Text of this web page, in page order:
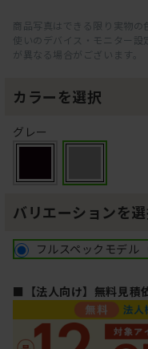
商品写真はできる限り実物
使いのデバイス・モニター
が異なる場合がございます。
カラーを選択
グレー
バリエーションを
フルスペックモデル
■【法人向け】無料見積